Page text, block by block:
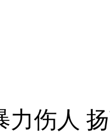
议伤人 扬